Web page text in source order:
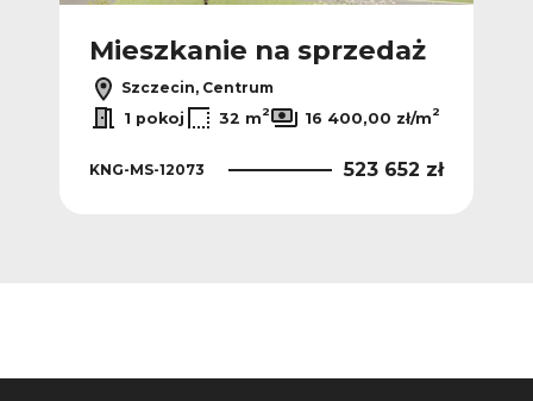
Mieszkanie na sprzedaż
Szczecin, Centrum
1 pokoj
32 m2 16 400,00 zł/m2
KNG-MS-12073 523 652 zł